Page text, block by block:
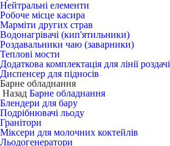
Нейтральні елементи
Робоче місце касира
Марміти других страв
Водонагрівачі (кип'ятильники)
Роздавальники чаю (заварники)
Теплові мости
Додаткова комплектація для лінії роздачі
Диспенсер для підносів
Барне обладнання
Назад Барне обладнання
Блендери для бару
Подрібнювачі льоду
Гранітори
Міксери для молочних коктейлів
Льодогенератори